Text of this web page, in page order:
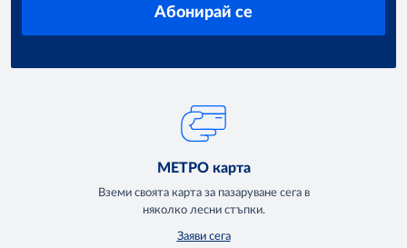
Абонирай се
МЕТРО карта
Вземи своята карта за пазаруване сега в
няколко лесни стъпки.
Заяви сега